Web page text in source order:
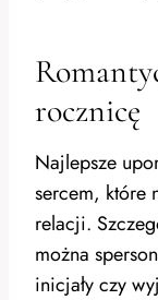
rocznicę
Najlepsze
sercem, które
relacji.
można
inicjały czy